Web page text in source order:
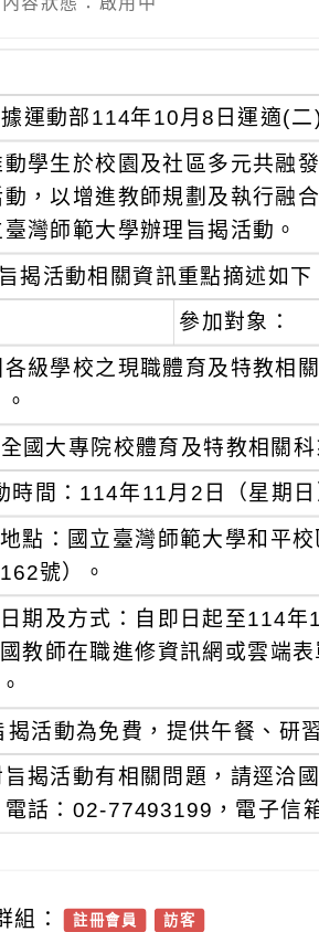
運動部114年10月8日運適(
動學生於校園及社區多元共融
動，以增進教師規劃及執行融
臺灣師範大學辦理旨揭活動。
旨揭活動相關資訊重點摘述如下
參加對象：
各級學校之現職體育及特教相
全國大專院校體育及特教相關科
時間：114年11月2日（星期
點：國立臺灣師範大學和平
號）。
期及方式：自即日起至114
教師在職進修資訊網或雲端表
揭活動為免費，提供午餐、研
旨揭活動有相關問題，請逕洽
電話：02-77493199，電子信
組： 註冊會員 訪客